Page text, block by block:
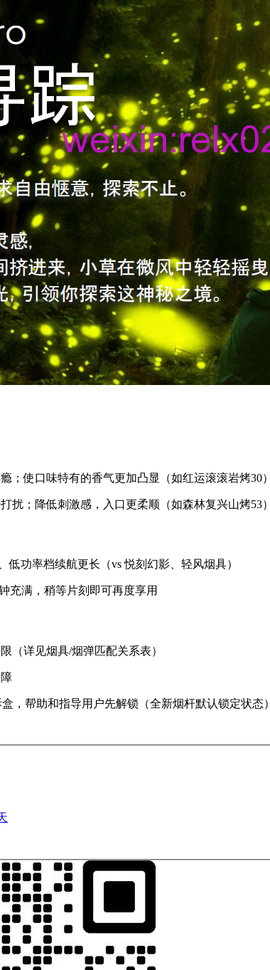
；使口味特有的香气更加凸显（如红运滚滚岩烤30）
扰；降低刺激感，入口更柔顺（如森林复兴山烤53）
低功率档续航更长（vs 悦刻幻影、轻风烟具）
充满，稍等片刻即可再度享用
（详见烟具/烟弹匹配关系表）
，帮助和指导用户先解锁（全新烟杆默认锁定状态）